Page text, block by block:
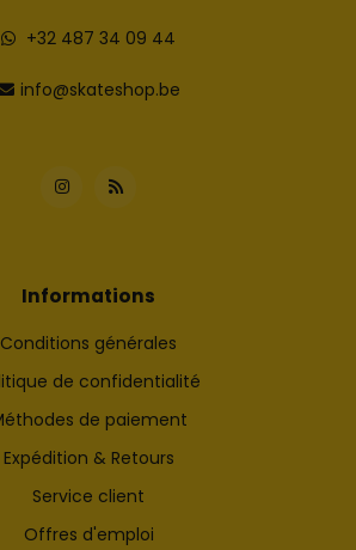
+32 487 34 09 44
info@skateshop.be
Informations
Conditions générales
de confidentialité
de paiement
Expédition & Retours
Service client
Offres d'emploi